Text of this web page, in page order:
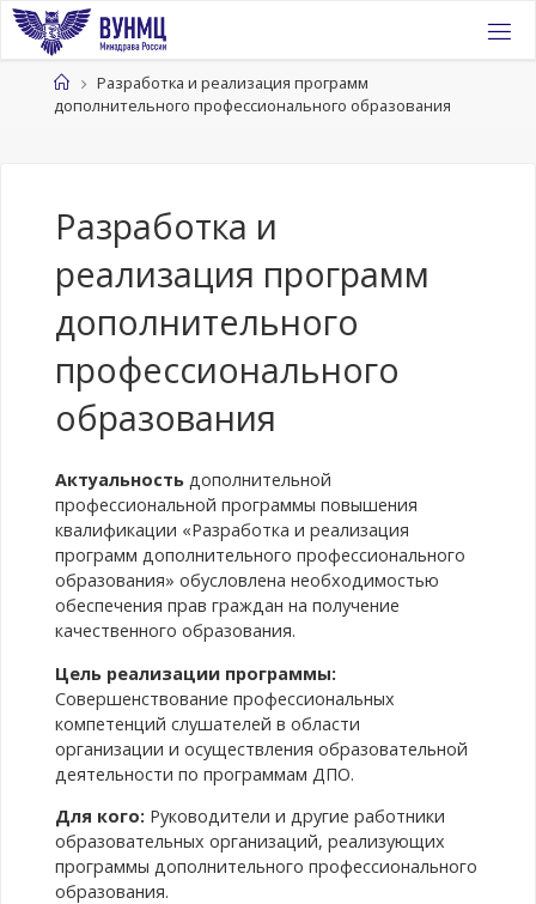
Перейти
содержимому
ГлавнаяРазработка и реализация программ
дополнительного профессионального образования
Разработка и
реализация программ
дополнительного
профессионального
образования
Актуальностьдополнительной
профессиональной программы повышения
квалификации «Разработка и реализация
программ дополнительного профессионального
образования» обусловлена необходимостью
обеспечения прав граждан на получение
качественного образования.
Цель реализации программы:
Совершенствование профессиональных
компетенций слушателей в области
организации и осуществления образовательной
деятельности по программам ДПО.
Для кого: Руководители и другие работники
образовательных организаций, реализующих
программы дополнительного профессионального
образования.